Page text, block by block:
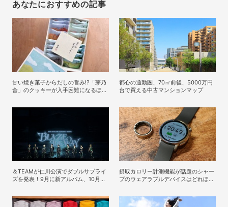
あなたにおすすめの記事
甘い焼き菓子からだしの旨み!?「茅乃
舎」のクッキーが入手困難になるほど
都心の通勤圏、70㎡前後、5000万円
台で買える中古マンションマップ
＆TEAMが仁川公演でダブルサプライ
ズを発表！9月に新アルバム、10月に
摂取カロリー計測機能が話題のシャー
プのウェアラブルデバイスはどれほど